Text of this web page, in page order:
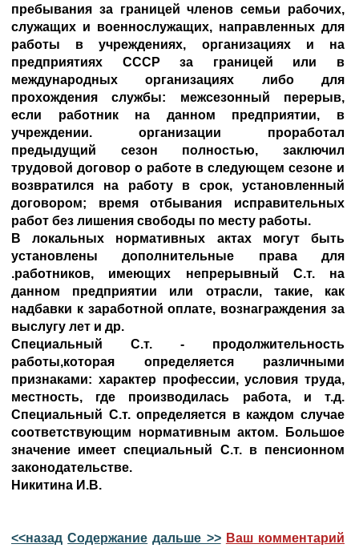
пребывания за границей членов семьи рабочих,
служащих и военнослужащих, направленных для
работы в учреждениях, организациях и на
предприятиях СССР за границей или в
международных организациях либо для
прохождения службы: межсезонный перерыв,
если работник на данном предприятии, в
учреждении. организации проработал
предыдущий сезон полностью, заключил
трудовой договор о работе в следующем сезоне и
возвратился на работу в срок, установленный
договором; время отбывания исправительных
работ без лишения свободы по месту работы.
В локальных нормативных актах могут быть
установлены дополнительные права для
.работников, имеющих непрерывный С.т. на
данном предприятии или отрасли, такие, как
надбавки к заработной оплате, вознаграждения за
выслугу лет и др.
Специальный С.т. - продолжительность
работы,которая определяется различными
признаками: характер профессии, условия труда,
местность, где производилась работа, и т.д.
Специальный С.т. определяется в каждом случае
соответствующим нормативным актом. Большое
значение имеет специальный С.т. в пенсионном
законодательстве.
Никитина И.В.
<<назад Содержание дальше >> Ваш комментарий